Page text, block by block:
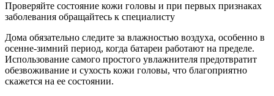
Проверяйте состояние кожи головы и при первых признаках
заболевания обращайтесь к специалисту
Дома обязательно следите за влажностью воздуха, особенно в
осенне-зимний период, когда батареи работают на пределе.
Использование самого простого увлажнителя предотвратит
обезвоживание и сухость кожи головы, что благоприятно
скажется на ее состоянии.